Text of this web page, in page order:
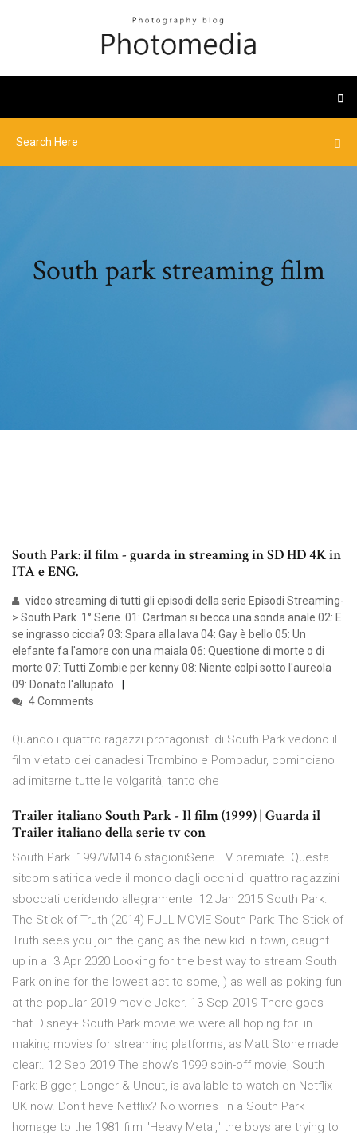
South park streaming film
South Park: il film - guarda in streaming in SD HD 4K in
ITA e ENG.
video streaming di tutti gli episodi della serie Episodi Streaming-
> South Park. 1° Serie. 01: Cartman si becca una sonda anale 02: E
se ingrasso ciccia? 03: Spara alla lava 04: Gay è bello 05: Un
elefante fa l'amore con una maiala 06: Questione di morte o di
morte 07: Tutti Zombie per kenny 08: Niente colpi sotto l'aureola
09: Donato l'allupato
4 Comments
Quando i quattro ragazzi protagonisti di South Park vedono il
film vietato dei canadesi Trombino e Pompadur, cominciano
ad imitarne tutte le volgarità, tanto che
Trailer italiano South Park - Il film (1999) | Guarda il
Trailer italiano della serie tv con
South Park. 1997VM14 6 stagioniSerie TV premiate. Questa
sitcom satirica vede il mondo dagli occhi di quattro ragazzini
sboccati deridendo allegramente 12 Jan 2015 South Park:
The Stick of Truth (2014) FULL MOVIE South Park: The Stick of
Truth sees you join the gang as the new kid in town, caught
up in a 3 Apr 2020 Looking for the best way to stream South
Park online for the lowest act to some, ) as well as poking fun
at the popular 2019 movie Joker. 13 Sep 2019 There goes
that Disney+ South Park movie we were all hoping for. in
making movies for streaming platforms, as Matt Stone made
clear:. 12 Sep 2019 The show's 1999 spin-off movie, South
Park: Bigger, Longer & Uncut, is available to watch on Netflix
UK now. Don't have Netflix? No worries In a South Park
homage to the 1981 film "Heavy Metal," the boys are trying to